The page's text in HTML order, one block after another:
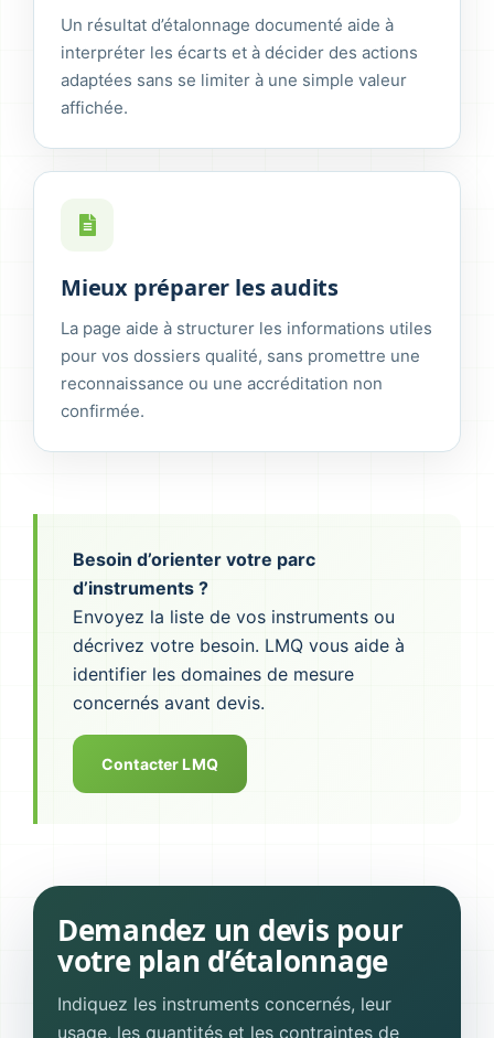
Un résultat d’étalonnage documenté aide à
interpréter les écarts et à décider des actions
adaptées sans se limiter à une simple valeur
affichée.
Mieux préparer les audits
La page aide à structurer les informations utiles
pour vos dossiers qualité, sans promettre une
reconnaissance ou une accréditation non
confirmée.
Besoin d’orienter votre parc
d’instruments ?
Envoyez la liste de vos instruments ou
décrivez votre besoin. LMQ vous aide à
identifier les domaines de mesure
concernés avant devis.
Contacter LMQ
Demandez un devis pour
votre plan d’étalonnage
Indiquez les instruments concernés, leur
usage, les quantités et les contraintes de